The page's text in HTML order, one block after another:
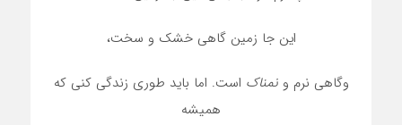
این جا زمین گاهی خشک و سخت،
وگاهی نرم ونمناک است. اما باید طوری زندگی کنی که
همیشه